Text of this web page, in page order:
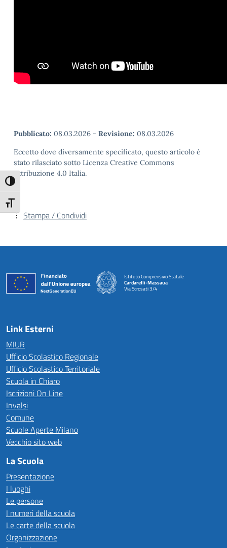
Attiva/disattiva alto contrasto
Attiva/disattiva dimensione testo
Pubblicato: 08.03.2026 - Revisione: 08.03.2026
Eccetto dove diversamente specificato, questo articolo è
stato rilasciato sotto Licenza Creative Commons
Attribuzione 4.0 Italia.
Stampa / Condividi
Istituto Comprensivo Statale
Cardarelli-Massaua
Via Scrosati 3/4
Link Esterni
MIUR
Ufficio Scolastico Regionale
Ufficio Scolastico Territoriale
Scuola in Chiaro
Iscrizioni On Line
Invalsi
Comune
Scuole Aperte Milano
Vecchio sito web
La Scuola
Presentazione
I luoghi
Le persone
I numeri della scuola
Le carte della scuola
Organizzazione